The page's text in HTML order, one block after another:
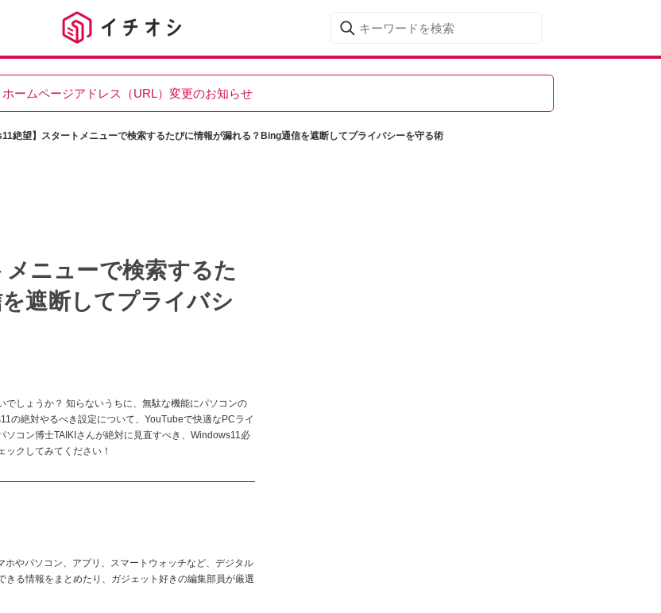
ホームページアドレス（URL）変更のお知らせ
絶望】スタートメニューで検索するたびに情報が漏れる？Bing通信を遮断してプライバシーを守る術
ニューで検索するた
遮断してプライバシ
しょうか？ 知らないうちに、無駄な機能にパソコンの
の絶対やるべき設定について、YouTubeで快適なPCライ
コン博士TAIKIさんが絶対に見直すべき、Windows11必
クしてみてください！
ホやパソコン、アプリ、スマートウォッチなど、デジタル
る情報をまとめたり、ガジェット好きの編集部員が厳選